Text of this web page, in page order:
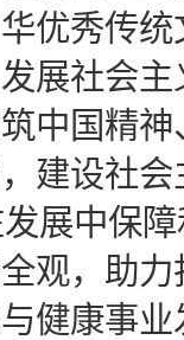
优秀传
展社会
中国精
建设社
展中保障
观，助
健康事